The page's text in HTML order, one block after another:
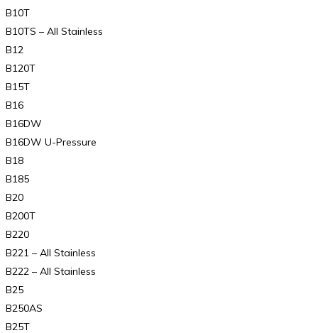
B10T
B10TS – All Stainless
B12
B120T
B15T
B16
B16DW
B16DW U-Pressure
B18
B185
B20
B200T
B220
B221 – All Stainless
B222 – All Stainless
B25
B250AS
B25T